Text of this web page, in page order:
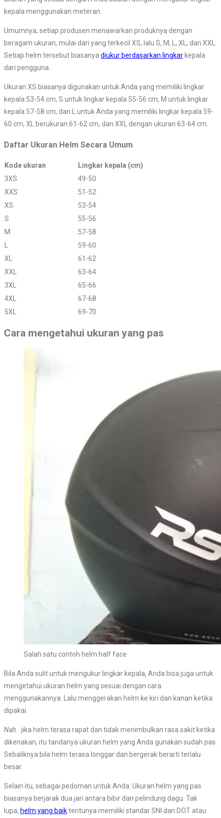
kepala menggunakan meteran.
Umumnya, setiap produsen menawarkan produknya dengan
beragam ukuran, mulai dari yang terkecil XS, lalu S, M, L, XL, dan XXL.
Setiap helm tersebut biasanya diukur berdasarkan lingkar kepala
dari pengguna.
Ukuran XS biasanya digunakan untuk Anda yang memiliki lingkar
kepala 53-54 cm, S untuk lingkar kepala 55-56 cm, M untuk lingkar
kepala 57-58 cm, dan L untuk Anda yang memiliki lingkar kepala 59-
60 cm, XL berukuran 61-62 cm, dan XXL dengan ukuran 63-64 cm.
Daftar Ukuran Helm Secara Umum
Kode ukuran
Lingkar kepala (cm)
3XS
49-50
XXS
51-52
XS
53-54
S
55-56
M
57-58
59-60
XL
61-62
XXL
63-64
3XL
65-66
4XL
67-68
5XL
69-70
Cara mengetahui ukuran yang pas
Salah satu contoh helm half face
Bila Anda sulit untuk mengukur lingkar kepala, Anda bisa juga untuk
mengetahui ukuran helm yang sesuai dengan cara
menggunakannya. Lalu menggerakan helm ke kiri dan kanan ketika
dipakai.
Nah..
jika helm terasa rapat dan tidak menimbulkan rasa sakit ketika
dikenakan, itu tandanya ukuran helm yang Anda gunakan sudah pas.
Sebaliknya bila helm terasa longgar dan bergerak berarti terlalu
besar.
Selain itu, sebagai pedoman untuk Anda. Ukuran helm yang pas
biasanya berjarak dua jari antara bibir dan pelindung dagu. Tak
lupa, helm yang baiktentunya memiliki standar SNI dan DOT atau